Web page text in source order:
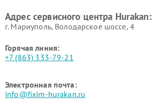
Адрес сервисного центра Hurakan:
г. Мариуполь, Володарское шоссе, 4
Горячая линия:
+7 (863) 333-79-21
Электронная почта:
info@fixim-hurakan.ru